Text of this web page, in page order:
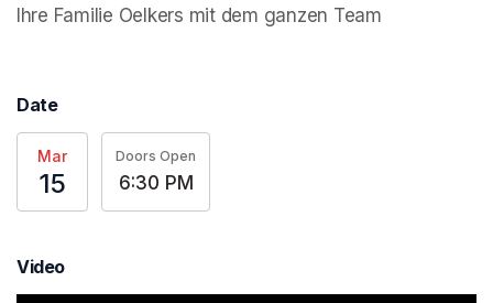
Ihre Familie Oelkers mit dem ganzen Team
Date
Mar
15
Doors Open
6:30 PM
Video